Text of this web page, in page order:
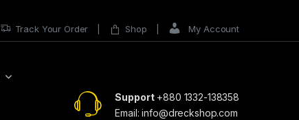
Track Your Order Shop My Account
Support+880 1332-138358
Email: info@dreckshop.com